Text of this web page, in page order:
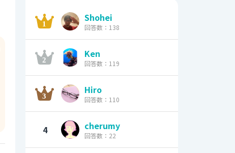
Shohei
回答数：138
Ken
回答数：119
Hiro
回答数：110
4 cherumy
回答数：22